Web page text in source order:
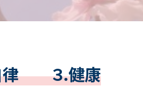
律 ３.健康